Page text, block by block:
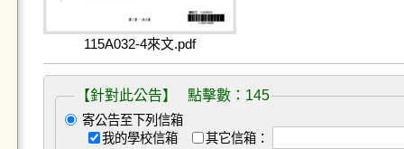
115A032-4來文.pdf
【針對此公告】 點擊數：145
寄公告至下列信箱
我的學校信箱
其它信箱：